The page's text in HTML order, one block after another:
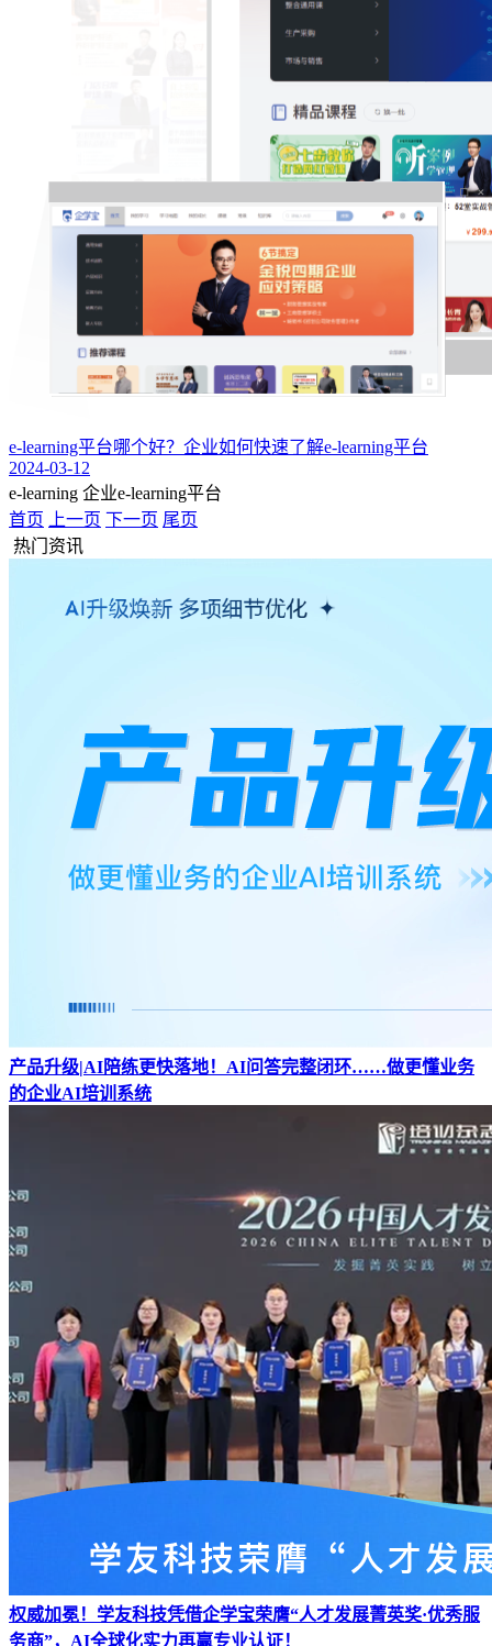
e-learning平台哪个好？企业如何快速了解e-learning平台
2024-03-12
e-learning 企业e-learning平台
首页
上一页 下一页 尾页
热门资讯
产品升级|AI陪练更快落地！AI问答完整闭环……做更懂业务
的企业AI培训系统
权威加冕！学友科技凭借企学宝荣膺“人才发展菁英奖·优秀服
务商”，AI全球化实力再赢专业认证！